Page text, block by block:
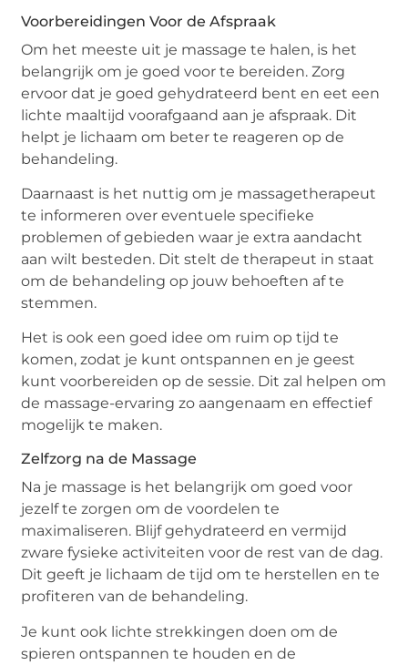
Voorbereidingen Voor de Afspraak
Om het meeste uit je massage te halen, is het
belangrijk om je goed voor te bereiden. Zorg
ervoor dat je goed gehydrateerd bent en eet een
lichte maaltijd voorafgaand aan je afspraak. Dit
helpt je lichaam om beter te reageren op de
behandeling.
Daarnaast is het nuttig om je massagetherapeut
te informeren over eventuele specifieke
problemen of gebieden waar je extra aandacht
aan wilt besteden. Dit stelt de therapeut in staat
om de behandeling op jouw behoeften af te
stemmen.
Het is ook een goed idee om ruim op tijd te
komen, zodat je kunt ontspannen en je geest
kunt voorbereiden op de sessie. Dit zal helpen om
de massage-ervaring zo aangenaam en effectief
mogelijk te maken.
Zelfzorg na de Massage
Na je massage is het belangrijk om goed voor
jezelf te zorgen om de voordelen te
maximaliseren. Blijf gehydrateerd en vermijd
zware fysieke activiteiten voor de rest van de dag.
Dit geeft je lichaam de tijd om te herstellen en te
profiteren van de behandeling.
Je kunt ook lichte strekkingen doen om de
spieren ontspannen te houden en de